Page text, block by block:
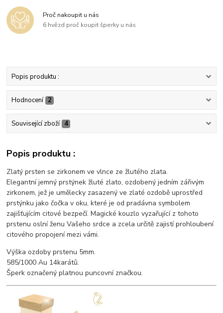
Proč nakoupit u nás
6 hvězd proč koupit šperky u nás
Popis produktu :
Hodnocení 2
Související zboží 4
Popis produktu :
Zlatý prsten se zirkonem ve vlnce ze žlutého zlata.
Elegantní jemný prstýnek žluté zlato, ozdobený jedním zářivým
zirkonem, jež je umělecky zasazený ve zlaté ozdobě uprostřed
prstýnku jako čočka v oku, které je od pradávna symbolem
zajišťujícím citové bezpečí. Magické kouzlo vyzařující z tohoto
prstenu oslní ženu Vašeho srdce a zcela určitě zajistí prohloubení
citového propojení mezi vámi.
Výška ozdoby prstenu 5mm.
585/1000 Au 14karátů.
Šperk označený platnou puncovní značkou.